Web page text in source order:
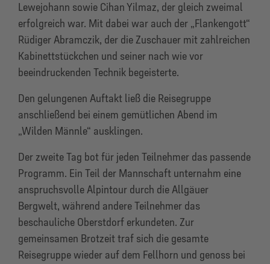
Lewejohann sowie Cihan Yilmaz, der gleich zweimal
erfolgreich war. Mit dabei war auch der „Flankengott“
Rüdiger Abramczik, der die Zuschauer mit zahlreichen
Kabinettstückchen und seiner nach wie vor
beeindruckenden Technik begeisterte.
Den gelungenen Auftakt ließ die Reisegruppe
anschließend bei einem gemütlichen Abend im
„Wilden Männle“ ausklingen.
Der zweite Tag bot für jeden Teilnehmer das passende
Programm. Ein Teil der Mannschaft unternahm eine
anspruchsvolle Alpintour durch die Allgäuer
Bergwelt, während andere Teilnehmer das
beschauliche Oberstdorf erkundeten. Zur
gemeinsamen Brotzeit traf sich die gesamte
Reisegruppe wieder auf dem Fellhorn und genoss bei